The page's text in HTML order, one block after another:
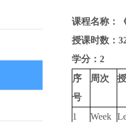
课程名称：
授课时数：
学分： 2
序
号
周次
1
Week